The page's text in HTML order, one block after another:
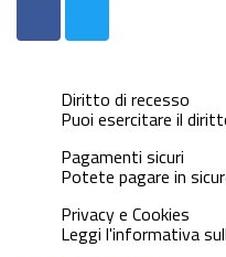
Diritto di recesso
Puoi esercitare il
Pagamenti sicuri
Potete pagare in
Privacy e Cookies
Leggi l'informativa